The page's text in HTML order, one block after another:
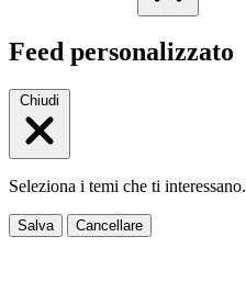
Feed personalizzato
Chiudi
Seleziona i temi che ti interessano.
Salva Cancellare